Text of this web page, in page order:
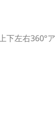
左右360°